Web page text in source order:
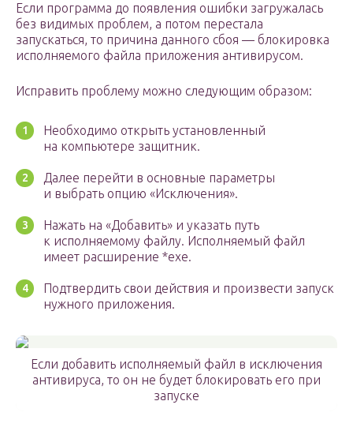
Если программа до появления ошибки загружалась
без видимых проблем, а потом перестала
запускаться, то причина данного сбоя — блокировка
исполняемого файла приложения антивирусом.
Исправить проблему можно следующим образом:
Необходимо открыть установленный
на компьютере защитник.
Далее перейти в основные параметры
и выбрать опцию «Исключения».
Нажать на «Добавить» и указать путь
к исполняемому файлу. Исполняемый файл
имеет расширение *exe.
Подтвердить свои действия и произвести запуск
нужного приложения.
Если добавить исполняемый файл в исключения
антивируса, то он не будет блокировать его при
запуске